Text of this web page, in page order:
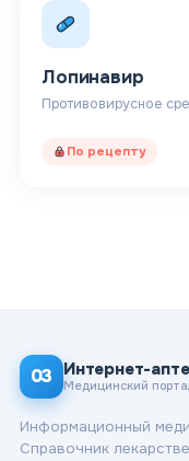
Лопинавир
Противовирусное
По рецепту
03 Интернет-
Медицинский
Информационный
Справочник